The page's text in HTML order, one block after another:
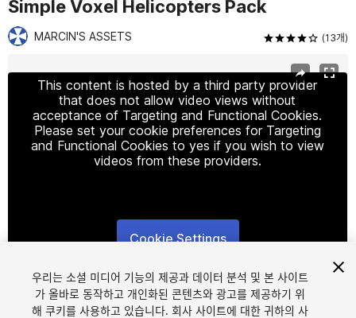
Simple Voxel Helicopters Pack
MARCIN'S ASSETS (13개)
This content is hosted by a third party provider
that does not allow video views without
acceptance of Targeting and Functional Cookies.
Please set your cookie preferences for Targeting
and Functional Cookies to yes if you wish to view
videos from these providers.
Cookie Settings
우리는 소셜 미디어 기능의 제공과 데이터 분석 및 본 사이트
가 올바로 동작하고 개인화된 콘텐츠와 광고를 제공하기 위
해 쿠키를 사용하고 있습니다. 회사 사이트에 대한 귀하의 사